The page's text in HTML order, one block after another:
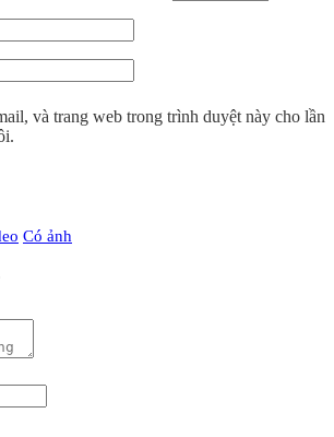
và trang web trong trình duyệt này cho lần
Có ảnh